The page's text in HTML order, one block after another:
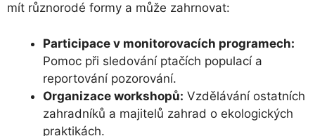
mít různorodé formy a může zahrnovat:
Participace v monitorovacích programech:
Pomoc při sledování ptačích populací a
reportování pozorování.
Organizace workshopů: Vzdělávání ostatních
zahradníků a majitelů zahrad o ekologických
praktikách.